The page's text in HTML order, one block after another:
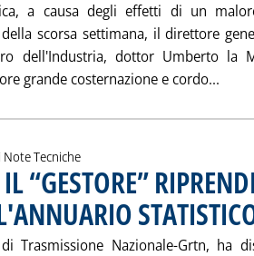
a causa degli effetti di un
scorsa settimana, il direttore
dell'Industria, dottor Umberto la
grande costernazione e cordo...
Note Tecniche
“GESTORE”
Trasmissione Nazionale-Grtn, ha